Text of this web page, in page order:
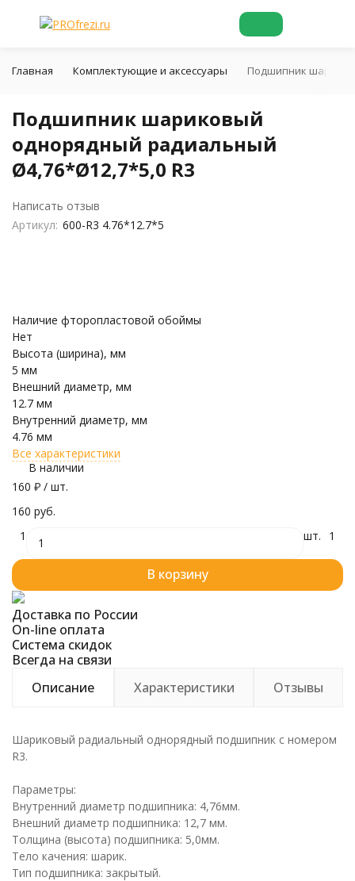
Главная Комплектующие и аксессуары Подшипник
Подшипник шариковый
однорядный радиальный
Ø4,76*Ø12,7*5,0 R3
Написать отзыв
Артикул: 600-R3 4.76*12.7*5
Наличие фторопластовой обоймы
Нет
Высота (ширина), мм
5 мм
Внешний диаметр, мм
12.7 мм
Внутренний диаметр, мм
4.76 мм
Все характеристики
В наличии
160 ₽ / шт.
160 руб.
1
шт. 1
В корзину
Доставка по России
On-line оплата
Система скидок
Всегда на связи
Описание
Характеристики Отзывы
Шариковый радиальный однорядный подшипник c номером
R3.
Параметры:
Внутренний диаметр подшипника: 4,76мм.
Внешний диаметр подшипника: 12,7 мм.
Толщина (высота) подшипника: 5,0мм.
Тело качения: шарик.
Тип подшипника: закрытый.